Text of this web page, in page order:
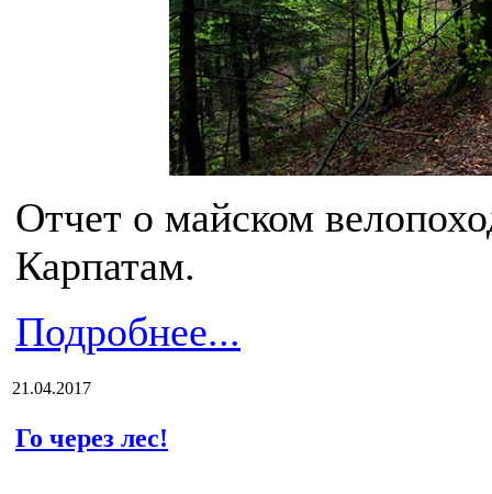
Отчет о майском
Карпатам.
Подробнее...
21.04.2017
Го через лес!